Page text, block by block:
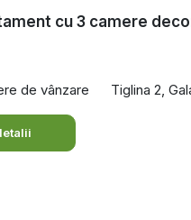
cu 3 camere
de vânzare Tiglina 2,